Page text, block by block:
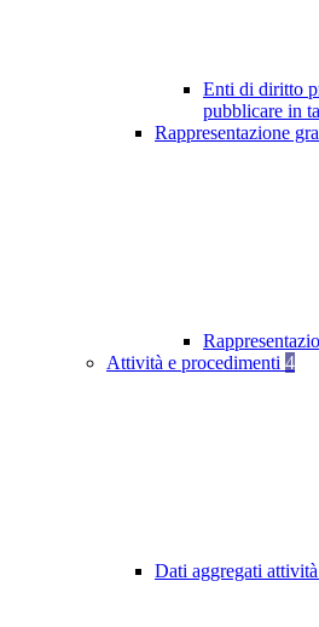
Enti di diritto
pubblicare in
Rappresentazione
Attività e procedimenti 4
Dati aggregati